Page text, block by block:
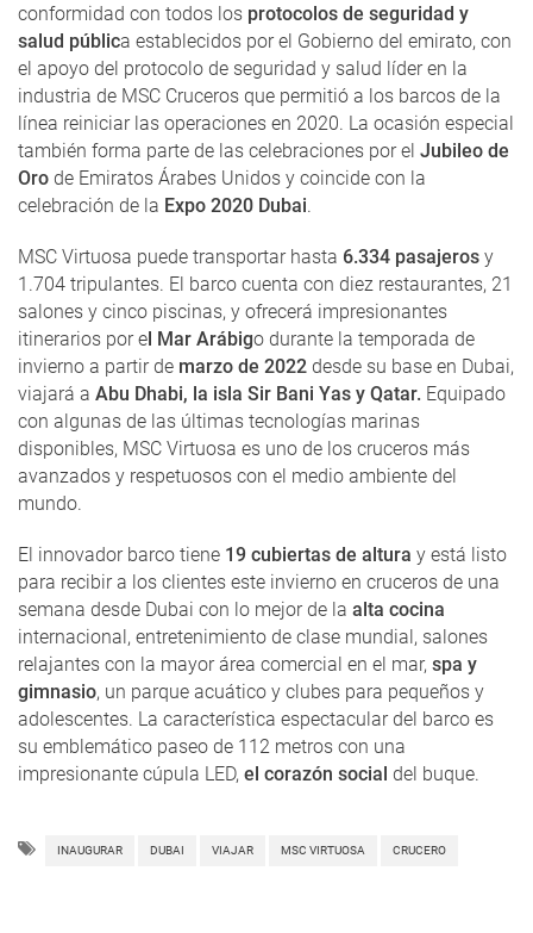
conformidad con todos los protocolos de seguridad y
salud pública establecidos por el Gobierno del emirato, con
el apoyo del protocolo de seguridad y salud líder en la
industria de MSC Cruceros que permitió a los barcos de la
línea reiniciar las operaciones en 2020. La ocasión especial
también forma parte de las celebraciones por el Jubileo de
Oro de Emiratos Árabes Unidos y coincide con la
celebración de la Expo 2020 Dubai.
MSC Virtuosa puede transportar hasta 6.334 pasajeros y
1.704 tripulantes. El barco cuenta con diez restaurantes, 21
salones y cinco piscinas, y ofrecerá impresionantes
itinerarios por el Mar Arábigo durante la temporada de
invierno a partir de marzo de 2022 desde su base en Dubai,
viajará a Abu Dhabi, la isla Sir Bani Yas y Qatar. Equipado
con algunas de las últimas tecnologías marinas
disponibles, MSC Virtuosa es uno de los cruceros más
avanzados y respetuosos con el medio ambiente del
mundo.
El innovador barco tiene 19 cubiertas de altura y está listo
para recibir a los clientes este invierno en cruceros de una
semana desde Dubai con lo mejor de la alta cocina
internacional, entretenimiento de clase mundial, salones
relajantes con la mayor área comercial en el mar, spa y
gimnasio, un parque acuático y clubes para pequeños y
adolescentes. La característica espectacular del barco es
su emblemático paseo de 112 metros con una
impresionante cúpula LED, el corazón social del buque.
INAUGURAR DUBAI VIAJAR MSC VIRTUOSA CRUCERO